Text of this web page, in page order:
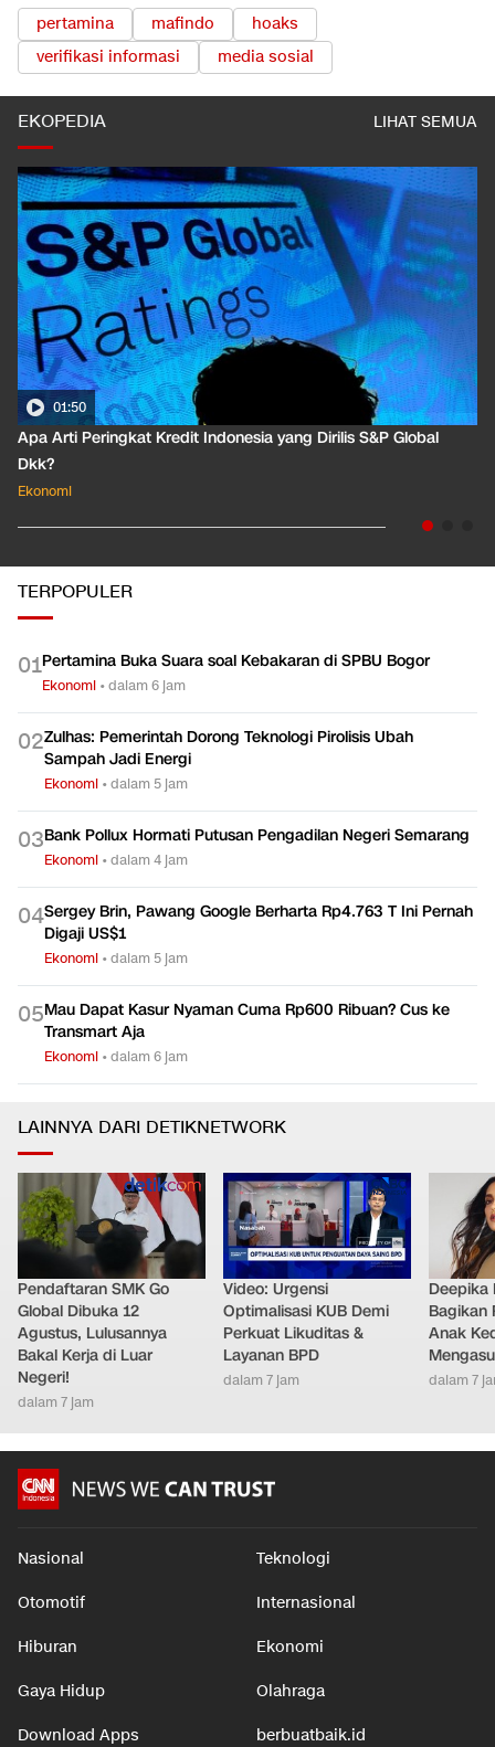
pertamina mafindo
hoaks
verifikasi informasi
media sosial
EKOPEDIA LIHAT SEMUA
01:50
Apa Arti Peringkat Kredit Indonesia yang Dirilis S&P Global
Dkk?
Ekonomi
TERPOPULER
01Pertamina Buka Suara soal Kebakaran di SPBU Bogor
Ekonomi •dalam 6 jam
02Zulhas: Pemerintah Dorong Teknologi Pirolisis Ubah
Sampah Jadi Energi
Ekonomi •dalam 5 jam
03Bank Pollux Hormati Putusan Pengadilan Negeri Semarang
Ekonomi •dalam 4 jam
04Sergey Brin, Pawang Google Berharta Rp4.763 T Ini Pernah
Digaji US$1
Ekonomi •dalam 5 jam
05Mau Dapat Kasur Nyaman Cuma Rp600 Ribuan? Cus ke
Transmart Aja
Ekonomi •dalam 6 jam
LAINNYA DARI DETIKNETWORK
Pendaftaran SMK Go
Global Dibuka 12
Agustus, Lulusannya
Bakal Kerja di Luar
Negeri!
dalam 7 jam
Video: Urgensi
Optimalisasi KUB Demi
Perkuat Likuditas &
Layanan BPD
dalam 7 jam
Deepika
Bagikan
Anak
dalam 7
Nasional Teknologi
Otomotif Internasional
Hiburan Ekonomi
Gaya Hidup Olahraga
Download Apps berbuatbaik.id